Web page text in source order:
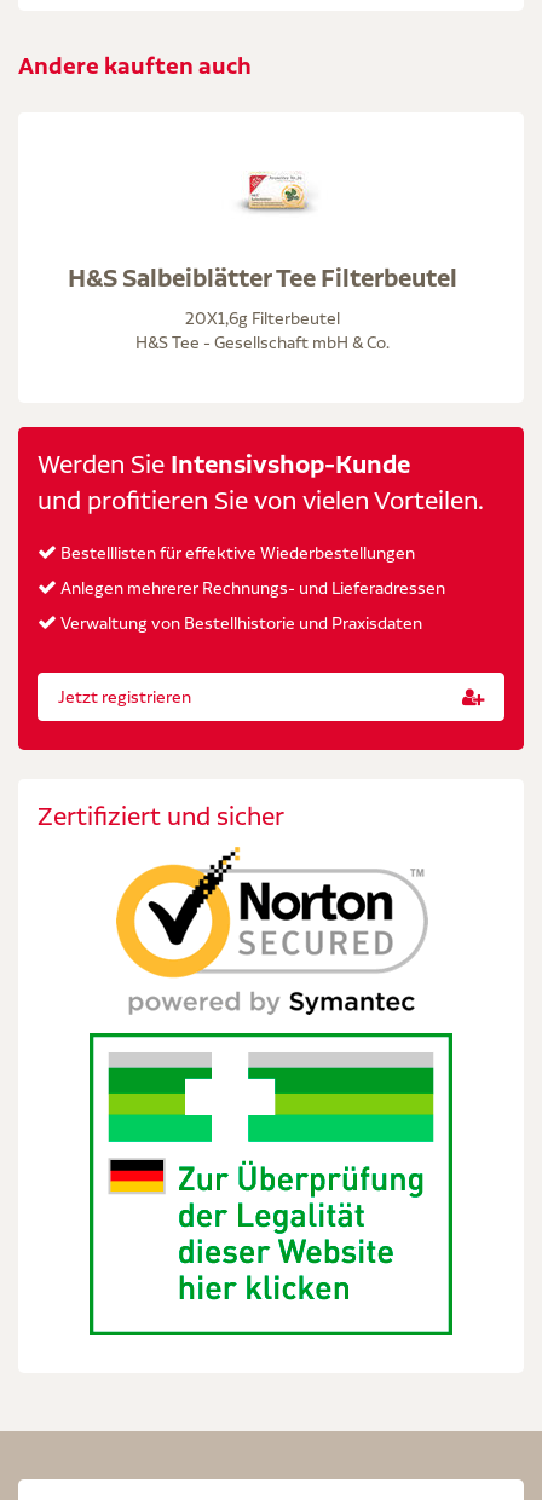
Andere kauften auch
H&S Salbeiblätter Tee Filterbeutel
20X1,6g Filterbeutel
H&S Tee - Gesellschaft mbH & Co.
Werden Sie Intensivshop-Kunde
und profitieren Sie von vielen Vorteilen.
Bestelllisten für effektive Wiederbestellungen
Anlegen mehrerer Rechnungs- und Lieferadressen
Verwaltung von Bestellhistorie und Praxisdaten
Jetzt registrieren
Zertifiziert und sicher